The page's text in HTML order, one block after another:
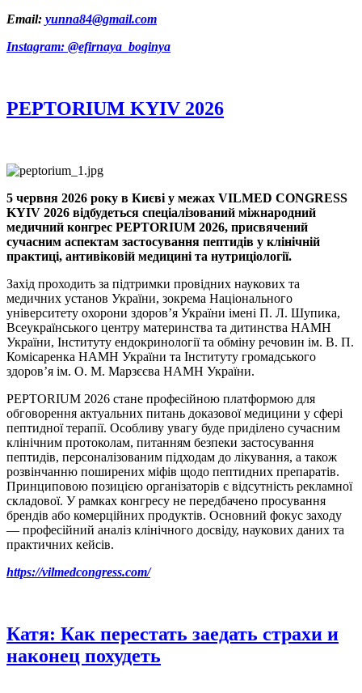
Email: yunna84@gmail.com
Instagram: @efirnaya_boginya
PEPTORIUM KYIV 2026
5 червня 2026 року в Києві у межах VILMED CONGRESS
KYIV 2026 відбудеться спеціалізований міжнародний
медичний конгрес PEPTORIUM 2026, присвячений
сучасним аспектам застосування пептидів у клінічній
практиці, антивіковій медицині та нутриціології.
Захід проходить за підтримки провідних наукових та
медичних установ України, зокрема Національного
університету охорони здоров’я України імені П. Л. Шупика,
Всеукраїнського центру материнства та дитинства НАМН
України, Інституту ендокринології та обміну речовин ім. В. П.
Комісаренка НАМН України та Інституту громадського
здоров’я ім. О. М. Марзєєва НАМН України.
PEPTORIUM 2026 стане професійною платформою для
обговорення актуальних питань доказової медицини у сфері
пептидної терапії. Особливу увагу буде приділено сучасним
клінічним протоколам, питанням безпеки застосування
пептидів, персоналізованим підходам до лікування, а також
розвінчанню поширених міфів щодо пептидних препаратів.
Принциповою позицією організаторів є відсутність рекламної
складової. У рамках конгресу не передбачено просування
брендів або комерційних продуктів. Основний фокус заходу
— професійний аналіз клінічного досвіду, наукових даних та
практичних кейсів.
https://vilmedcongress.com/
Катя: Как перестать заедать страхи и
наконец похудеть